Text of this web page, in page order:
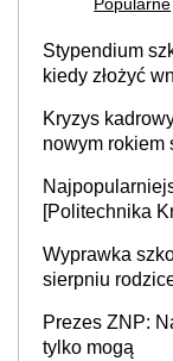
Stypendium
kiedy złożyć
Kryzys
nowym rokiem
[Politechnika
Wyprawka
sierpniu
ponad 1 tys. zł
Prezes ZNP:
tylko mogą